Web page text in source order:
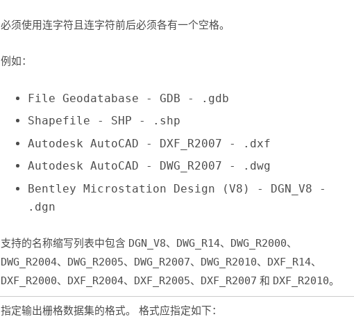
必须使用连字符且连字符前后必须各有一个空格。
例如：
File Geodatabase - GDB - .gdb
Shapefile - SHP - .shp
Autodesk AutoCAD - DXF_R2007 - .dxf
Autodesk AutoCAD - DWG_R2007 - .dwg
Bentley Microstation Design (V8) - DGN_V8 -
.dgn
支持的名称缩写列表中包含 DGN_V8、 DWG_R14、 DWG_R2000、
DWG_R2004、 DWG_R2005、 DWG_R2007、 DWG_R2010、 DXF_R14、
DXF_R2000、 DXF_R2004、 DXF_R2005、 DXF_R2007 和 DXF_R2010。
指定输出栅格数据集的格式。 格式应指定如下：